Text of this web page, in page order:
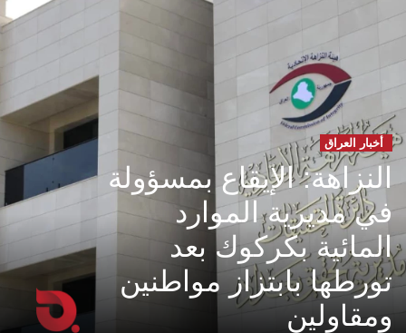
أخبار العراق
النزاهة: الإيقاع بمسؤولة
في مديرية الموارد
المائية بكركوك بعد
تورطها بابتزاز مواطنين
ومقاولين